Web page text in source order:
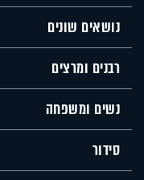
נושאים שונים
רבנים ומרצים
נשים ומשפחה
סידור